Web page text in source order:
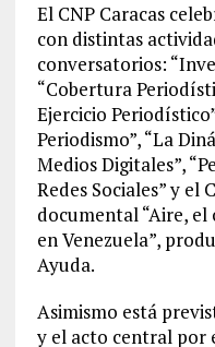
El CNP Caracas
con distintas
conversatorios:
“Cobertura
Ejercicio
Periodismo”, “La
Medios Digitales”,
Redes Sociales” y el
documental “Aire, el
en Venezuela”,
Ayuda.
Asimismo está
y el acto central por